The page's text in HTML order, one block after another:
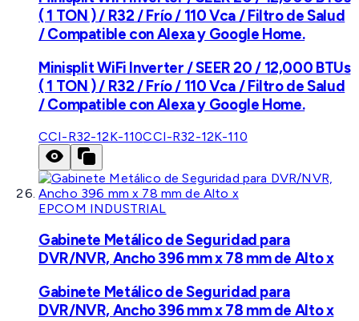
( 1 TON ) / R32 / Frío / 110 Vca / Filtro de Salud
/ Compatible con Alexa y Google Home.
Minisplit WiFi Inverter / SEER 20 / 12,000 BTUs
( 1 TON ) / R32 / Frío / 110 Vca / Filtro de Salud
/ Compatible con Alexa y Google Home.
CCI-R32-12K-110CCI-R32-12K-110
EPCOM INDUSTRIAL
Gabinete Metálico de Seguridad para
DVR/NVR, Ancho 396 mm x 78 mm de Alto x
Gabinete Metálico de Seguridad para
DVR/NVR, Ancho 396 mm x 78 mm de Alto x